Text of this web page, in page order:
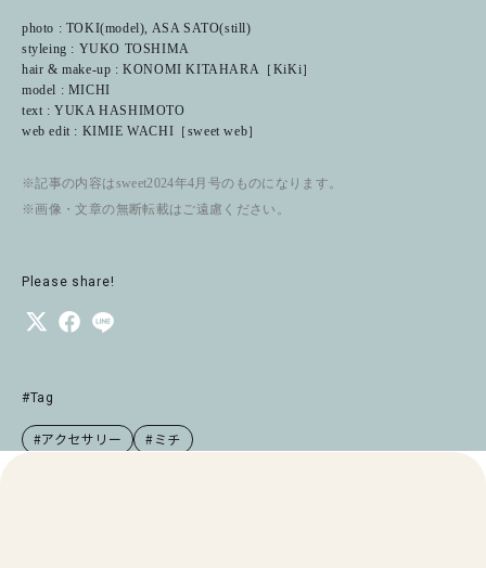
photo : TOKI(model), ASA SATO(still)
styleing : YUKO TOSHIMA
hair & make-up : KONOMI KITAHARA［KiKi］
model : MICHI
text : YUKA HASHIMOTO
web edit : KIMIE WACHI［sweet web］
※記事の内容はsweet2024年4月号のものになります。
※画像・文章の無断転載はご遠慮ください。
Please share!
#Tag
#アクセサリー #ミチ